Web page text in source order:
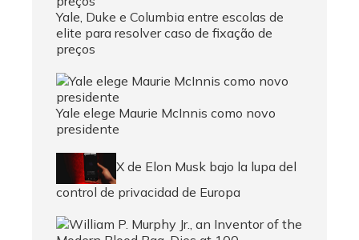
Yale, Duke e Columbia entre escolas de
elite para resolver caso de fixação de
preços
Yale elege Maurie McInnis como novo
presidente
X de Elon Musk bajo la lupa del
control de privacidad de Europa